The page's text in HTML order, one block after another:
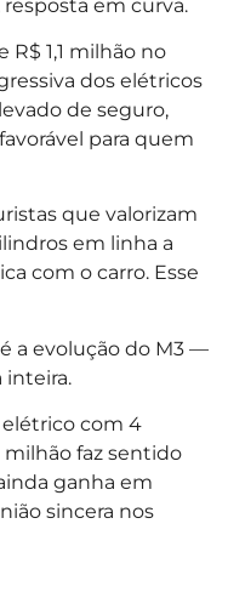
em curva.
R$ 1,1 milhão no
dos elétricos
de seguro,
para quem
que valorizam
em linha a
com o carro. Esse
a evolução do M3 —
inteira.
elétrico com 4
milhão faz sentido
ganha em
sincera nos